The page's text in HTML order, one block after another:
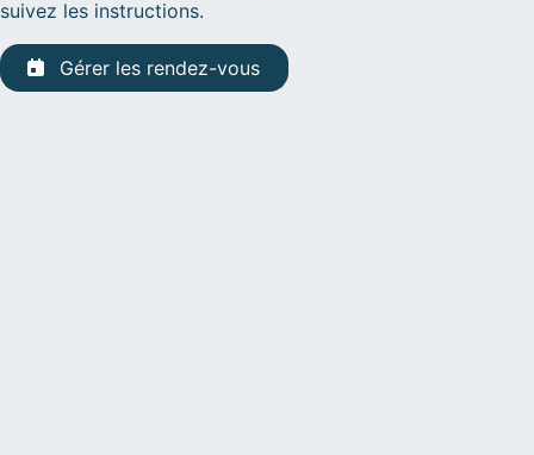
suivez les instructions.
Gérer les rendez-vous